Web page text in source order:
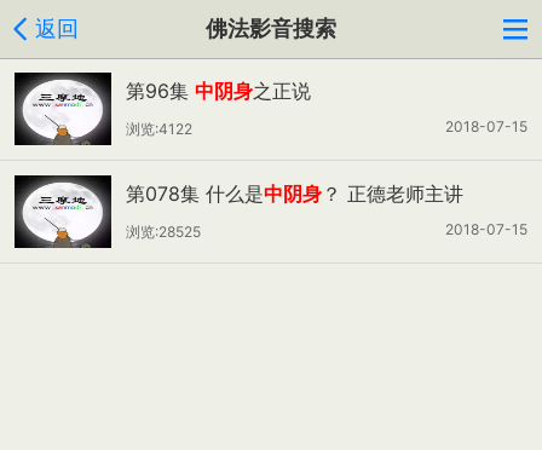
返回 佛法影音搜索
第96集 中阴身之正说
2018-07-15
浏览:4122
第078集 什么是中阴身 ？ 正德老师主讲
2018-07-15
浏览:28525